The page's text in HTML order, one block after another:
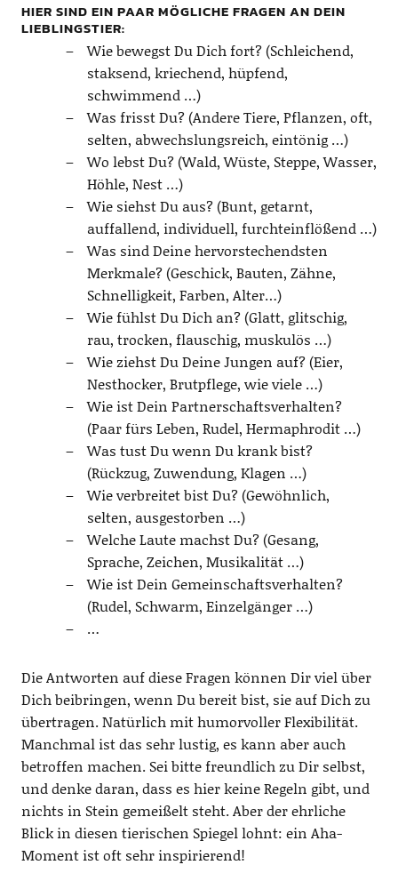
HIER SIND EIN PAAR MÖGLICHE FRAGEN AN DEIN
LIEBLINGSTIER:
Wie bewegst Du Dich fort? (Schleichend,
staksend, kriechend, hüpfend,
schwimmend …)
Was frisst Du? (Andere Tiere, Pflanzen, oft,
selten, abwechslungsreich, eintönig …)
Wo lebst Du? (Wald, Wüste, Steppe, Wasser,
Höhle, Nest …)
Wie siehst Du aus? (Bunt, getarnt,
auffallend, individuell, furchteinflößend …)
Was sind Deine hervorstechendsten
Merkmale? (Geschick, Bauten, Zähne,
Schnelligkeit, Farben, Alter…)
Wie fühlst Du Dich an? (Glatt, glitschig,
rau, trocken, flauschig, muskulös …)
Wie ziehst Du Deine Jungen auf? (Eier,
Nesthocker, Brutpflege, wie viele …)
Wie ist Dein Partnerschaftsverhalten?
(Paar fürs Leben, Rudel, Hermaphrodit …)
Was tust Du wenn Du krank bist?
(Rückzug, Zuwendung, Klagen …)
Wie verbreitet bist Du? (Gewöhnlich,
selten, ausgestorben …)
Welche Laute machst Du? (Gesang,
Sprache, Zeichen, Musikalität …)
Wie ist Dein Gemeinschaftsverhalten?
(Rudel, Schwarm, Einzelgänger …)
…
Die Antworten auf diese Fragen können Dir viel über
Dich beibringen, wenn Du bereit bist, sie auf Dich zu
übertragen. Natürlich mit humorvoller Flexibilität.
Manchmal ist das sehr lustig, es kann aber auch
betroffen machen. Sei bitte freundlich zu Dir selbst,
und denke daran, dass es hier keine Regeln gibt, und
nichts in Stein gemeißelt steht. Aber der ehrliche
Blick in diesen tierischen Spiegel lohnt: ein Aha-
Moment ist oft sehr inspirierend!